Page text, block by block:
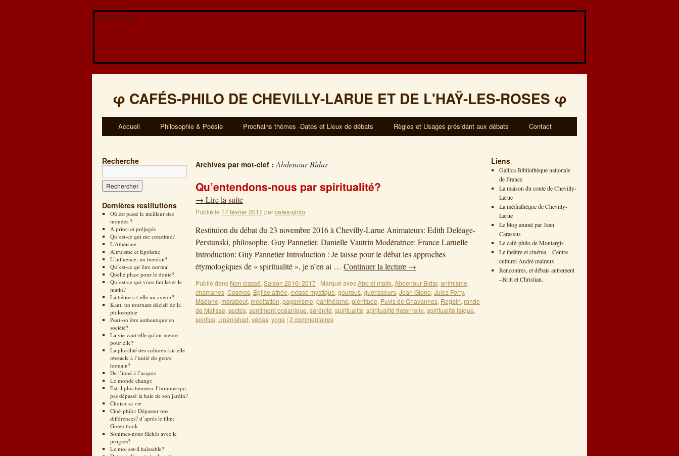
Veuillez patienter...
φ CAFÉS-PHILO DE CHEVILLY-LARUE ET DE L'HAŸ-LES-ROSES φ
Accueil Philosophie & Poésie Prochains thèmes -Dates et Lieux de débats Règles et Usages présidant aux débats Contact
Recherche
Dernières restitutions
Où est passé le meilleur des
mondes ?
A priori et préjugés
Qu’est-ce qui me constitue?
L’Athéisme
Altruisme et Egoïsme
L’influence, un bienfait?
Qu’est-ce qu’être normal
Quelle place pour le doute?
Qu’est-ce qui vous fait lever le
matin?
La bêtise a t-elle un avenir?
Kant, un tournant décisif de la
philosophie
Peut-on être authentique en
société?
La vie vaut-elle qu’on meure
pour elle?
La pluralité des cultures fait-elle
obstacle à l’unité du genre
humain?
De l’inné à l’acquis
Le monde change
Est-il plus heureux l’homme qui
pas dépassé la haie de son jardin?
Choisir sa vie
Ciné-philo: Dépasser nos
différences? d’après le film:
Green book
Sommes-nous fâchés avec le
progrès?
Le moi est-il haïssable?
Archives par mot-clef :Abdenour Bidar
Qu’entendons-nous par spiritualité?
→ Lire la suite
Publié le 17 février 2017parcafes-philo
Restituion du débat du 23 novembre 2016 à Chevilly-Larue Animateurs: Edith Deléage-
Perstunski, philosophe. Guy Pannetier. Danielle Vautrin Modératrice: France Laruelle
Introduction: Guy Pannetier Introduction : Je laisse pour le débat les approches
étymologiques de « spiritualité », je n’en ai … Continuer la lecture →
Publié dans Non classé, Saison 2016/ 2017 | Marqué avecAbd el malik, Abdenour Bidar, animisme,
chamanes, Cosmos, Eglise athée, extase mystique, gourous, guérisseurs, Jean Giono, Jules Ferry,
Madone, marabout, méditation, paganisme, panthéisme, plénitude, Puvis de Chavannes, Regain, ronde
de Matisse, sectes, sentiment océanique, sérénité, spiritualité, spiritualité fraternelle, spiritualité laïque,
spiritus, Upanishad, védas, yoga | 2 commentaires
Liens
Gallica Bibliothèque nationale
de France
La maison du conte de Chevilly-
Larue
La médiathèque de Chevilly-
Larue
Le blog animé par Jean
Carassus
Le café-philo de Montargis
Le théâtre et cinéma – Centre
culturel André malraux
Rencontres, et débats autrement
–Britt et Christian.